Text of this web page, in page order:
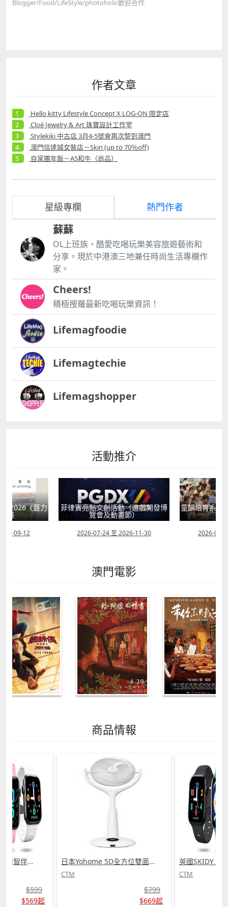
Blogger/Food/LifeStyle/photoholic歡迎合作
作者文章
Hello kitty Lifestyle Concept X LOG-ON 限定店
Cloé Jewelry & Art 珠寶設計工作室
Stylekiki 中古店 3月4-5號會再次黎到澳門
澳門信達城女裝店－Skin (up to 70％off)
自家團年飯－A5和牛（尚品）
星級專欄 熱門作者
蘇蘇
OL上班族，酷愛吃喝玩樂美容旅遊藝術和
分享。現於中港澳三地兼任時尚生活專欄作
家。
Cheers!
積極搜羅最新吃喝玩樂資訊！
Lifemagfoodie
Lifemagtechie
Lifemagshopper
活動推介
獻2026《藝力
展
09-12
菲律賓亮點文創活動（遊戲開發博
覽會及動畫節）
2026-07-24 至 2026-11-30
童韻培育系列
2026-07-
澳門電影
商品情報
$799
$669起
英國SKIDY SmartEdu智伴高清流暢五重定位遠控180°旋攝雙向視頻海外適配兒童智能手錶PRO (需訂貨)
CTM
$599
$569起
CTM